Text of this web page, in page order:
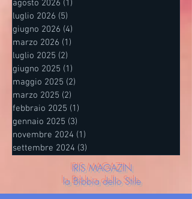
agosto 2026 (1)
luglio 2026 (5)
giugno 2026 (4)
marzo 2026 (1)
luglio 2025 (2)
giugno 2025 (1)
maggio 2025 (2)
marzo 2025 (2)
febbraio 2025 (1)
gennaio 2025 (3)
novembre 2024 (1)
settembre 2024 (3)
IRIS MAGAZIN
la Bibbia dello Stile